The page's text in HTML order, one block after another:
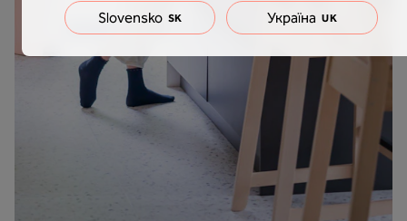
Slovensko SK Україна UK